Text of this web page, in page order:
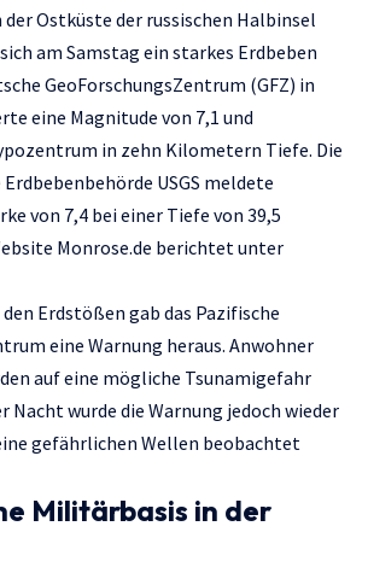
Ostküste der russischen Halbinsel
am Samstag ein starkes Erdbeben
GeoForschungsZentrum (GFZ) in
eine Magnitude von 7,1 und
in zehn Kilometern Tiefe. Die
USGS meldete
von 7,4 bei einer Tiefe von 39,5
Мonrose.de berichtet unter
Erdstößen gab das Pazifische
eine Warnung heraus. Anwohner
auf eine mögliche Tsunamigefahr
Nacht wurde die Warnung jedoch wieder
gefährlichen Wellen beobachtet
Militärbasis in der